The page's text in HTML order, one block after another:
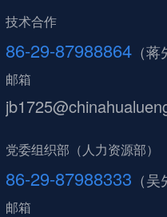
党委组织部（人力资源部）
86-29-87988333 （吴
邮箱
技术合作
86-29-87988864 （蒋
邮箱